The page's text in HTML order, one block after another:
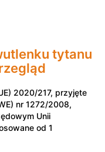
tytanu
2020/217, przyjęte
nr 1272/2008,
Unii
od 1